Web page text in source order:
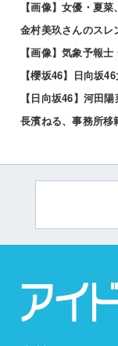
【画像】女優・夏
【櫻坂46】日向坂
【日向坂46】河田
長濱ねる、事務所